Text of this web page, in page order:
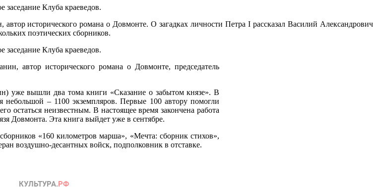
заседание Клуба краеведов.
исторического романа о Довмонте. О загадках личности Петра I рассказал Василий Александрович
поэтических сборников.
заседание Клуба краеведов.
автор исторического романа о Довмонте, председатель
уже вышли два тома книги «Сказание о забытом князе». В
– 1100 экземпляров. Первые 100 автору помогли
остаться неизвестным. В настоящее время закончена работа
Довмонта. Эта книга выйдет уже в сентябре.
«160 километров марша», «Мечта: сборник стихов»,
воздушно-десантных войск, подполковник в отставке.